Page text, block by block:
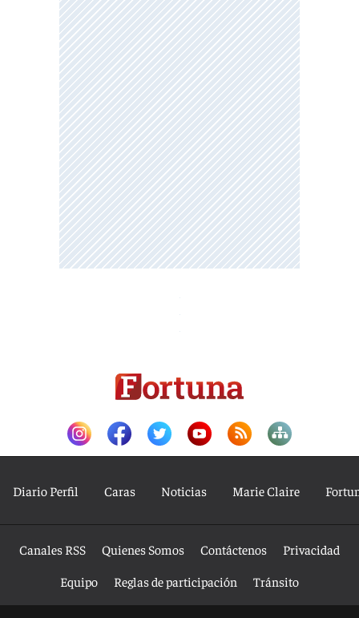
Diario Perfil Caras Noticias Marie Claire
Canales RSS Quienes Somos Contáctenos
Privacidad
Equipo
Reglas de participación Tránsito